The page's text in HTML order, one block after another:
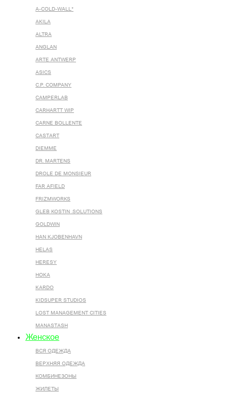
A-COLD-WALL*
AKILA
ALTRA
ANGLAN
ARTE ANTWERP
ASICS
C.P. COMPANY
CAMPERLAB
CARHARTT WIP
CARNE BOLLENTE
CASTART
DIEMME
DR. MARTENS
DROLE DE MONSIEUR
FAR AFIELD
FRIZMWORKS
GLEB KOSTIN .SOLUTIONS
GOLDWIN
HAN KJOBENHAVN
HELAS
HERESY
HOKA
KARDO
KIDSUPER STUDIOS
LOST MANAGEMENT CITIES
MANASTASH
Женское
ВСЯ ОДЕЖДА
ВЕРХНЯЯ ОДЕЖДА
КОМБИНЕЗОНЫ
ЖИЛЕТЫ